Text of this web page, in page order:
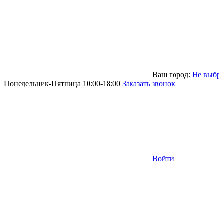
Ваш город: Не
Понедельник-Пятница 10:00-18:00 Заказать звонок
Войти